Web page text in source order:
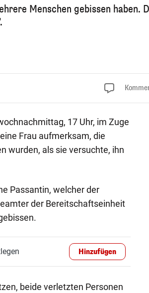
Menschen gebissen haben.
17 Uhr, im Zuge
Frau aufmerksam, die
wurden, als sie versuchte, ihn
Passantin, welcher der
der Bereitschaftseinheit
Hinzufügen
beide verletzten Personen